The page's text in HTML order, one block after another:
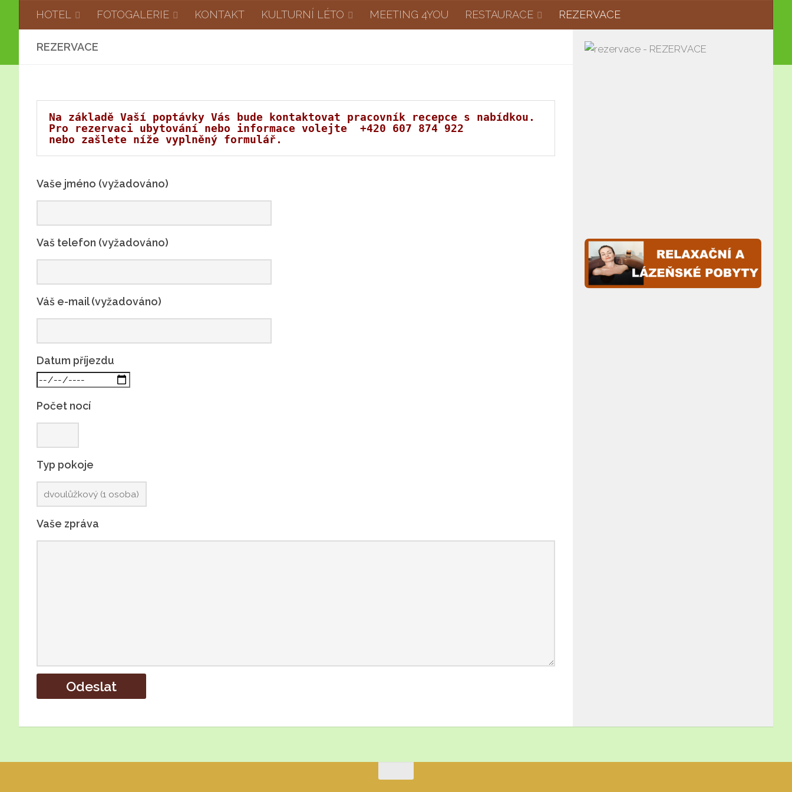
Skip to content
HOTEL FOTOGALERIE KONTAKT KULTURNÍ LÉTO MEETING 4YOU RESTAURACE REZERVACE
REZERVACE
Na základě Vaší poptávky Vás bude kontaktovat pracovník recepce s nabídkou.
Pro rezervaci ubytování nebo informace volejte  +420 607 874 922
nebo zašlete níže vyplněný formulář.
Vaše jméno (vyžadováno)
Vaš telefon (vyžadováno)
Váš e-mail (vyžadováno)
Datum příjezdu
Počet nocí
Typ pokoje
Vaše zpráva